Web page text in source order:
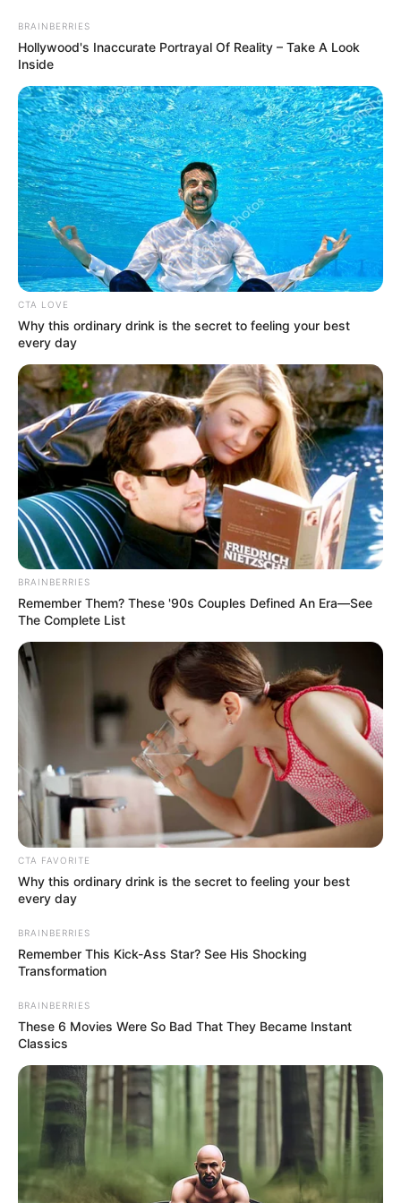
HOME
SERIES
Anne Hathaway
BRAINBERRIES
Hollywood's Inaccurate Portrayal Of Reality – Take A Look
Inside
CTA LOVE
Why this ordinary drink is the secret to feeling your best
every day
BRAINBERRIES
Remember Them? These '90s Couples Defined An Era—See
The Complete List
CTA FAVORITE
Why this ordinary drink is the secret to feeling your best
every day
BRAINBERRIES
Remember This Kick-Ass Star? See His Shocking
Transformation
BRAINBERRIES
These 6 Movies Were So Bad That They Became Instant
Classics